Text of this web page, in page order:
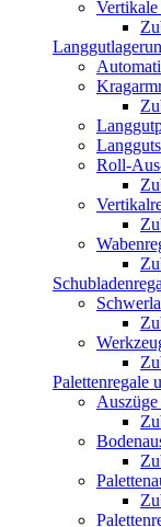
Roll-
Palettenregale